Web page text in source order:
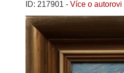
ID: 217901 - Více o autorovi